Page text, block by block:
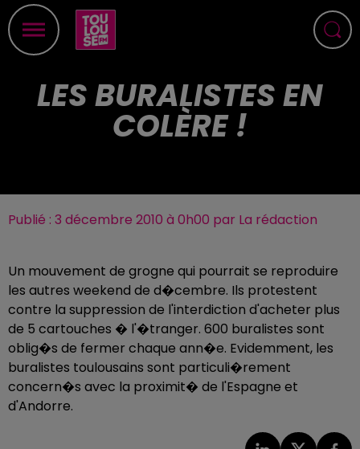
LES BURALISTES EN
COLÈRE !
Publié : 3 décembre 2010 à 0h00 par La rédaction
Un mouvement de grogne qui pourrait se reproduire
les autres weekend de d�cembre. Ils protestent
contre la suppression de l'interdiction d'acheter plus
de 5 cartouches � l'�tranger. 600 buralistes sont
oblig�s de fermer chaque ann�e. Evidemment, les
buralistes toulousains sont particuli�rement
concern�s avec la proximit� de l'Espagne et
d'Andorre.